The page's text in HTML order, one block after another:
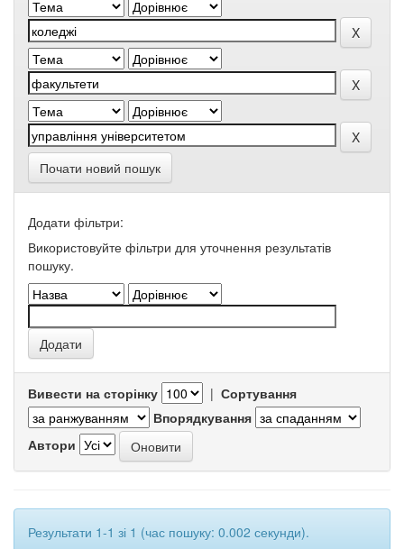
Почати новий пошук
Додати фільтри:
Використовуйте фільтри для уточнення результатів
пошуку.
Вивести на сторінку | Сортування
Впорядкування
Автори
Результати 1-1 зі 1 (час пошуку: 0.002 секунди).